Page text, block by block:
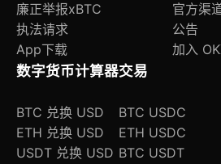
廉正举报
执法请求
App下载
xBTC
官方渠
公告
加入
数字货币计算器
BTC 兑换 USD
ETH 兑换 USD
USDT 兑换 USD
交易
BTC USDC
ETH USDC
BTC USDT